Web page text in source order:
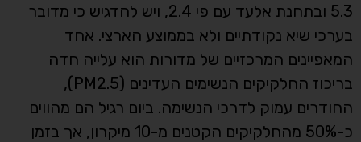
5.3 ובתחנת אלעד עם פי 2.4, ויש להדגיש כי מדובר
בערכי שיא נקודתיים ולא בממוצע הארצי. אחד
המאפיינים המרכזיים של מדורות הוא עלייה חדה
בריכוז החלקיקים הנשימים העדינים (PM2.5),
החודרים עמוק לדרכי הנשימה. ביום רגיל הם מהווים
כ-50% מהחלקיקים הקטנים מ-10 מיקרון, אך בזמן